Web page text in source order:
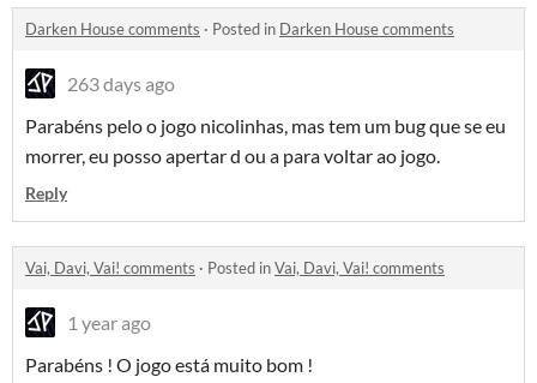
Darken House comments · Posted in Darken House comments
263 days ago
Parabéns pelo o jogo nicolinhas, mas tem um bug que se eu
morrer, eu posso apertar d ou a para voltar ao jogo.
Reply
Vai, Davi, Vai! comments · Posted inVai, Davi, Vai! comments
1 year ago
Parabéns ! O jogo está muito bom !